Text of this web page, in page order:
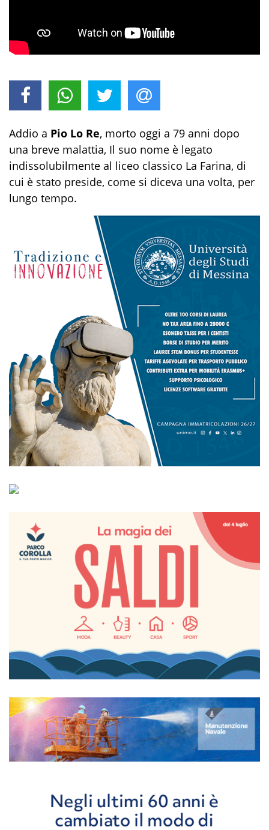
Addio a Pio Lo Re, morto oggi a 79 anni dopo
una breve malattia, Il suo nome è legato
indissolubilmente al liceo classico La Farina, di
cui è stato preside, come si diceva una volta, per
lungo tempo.